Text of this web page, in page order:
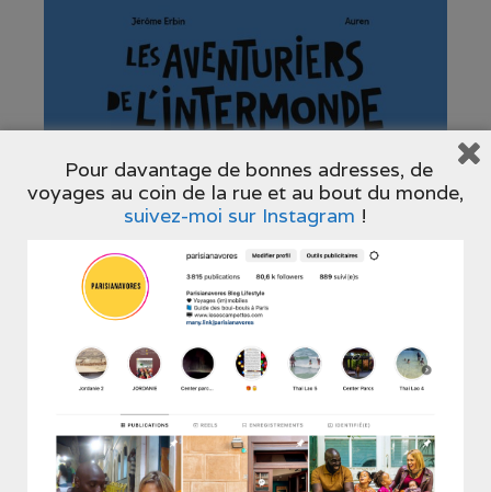
Pour davantage de bonnes adresses, de
voyages au coin de la rue et au bout du monde,
suivez-moi sur Instagram !